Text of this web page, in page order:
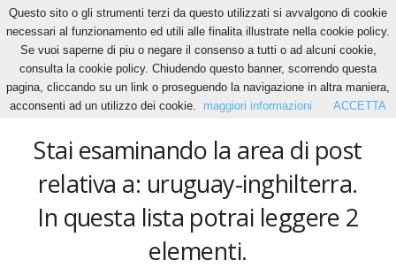
Home Tags Uruguay-inghilterra
uruguay-inghilterra
Stai esaminando la area di post
relativa a: uruguay-inghilterra.
In questa lista potrai leggere 2
elementi.
Questo sito o gli strumenti terzi da questo utilizzati si avvalgono di cookie
necessari al funzionamento ed utili alle finalita illustrate nella cookie policy.
Se vuoi saperne di piu o negare il consenso a tutti o ad alcuni cookie,
consulta la cookie policy. Chiudendo questo banner, scorrendo questa
pagina, cliccando su un link o proseguendo la navigazione in altra maniera,
acconsenti ad un utilizzo dei cookie.
maggiori informazioni ACCETTA